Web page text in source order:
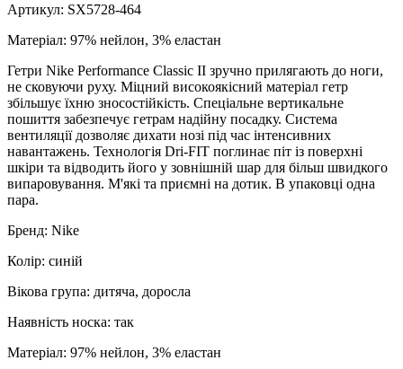
Артикул: SX5728-464
Матеріал: 97% нейлон, 3% еластан
Гетри Nike Performance Classic II зручно прилягають до ноги,
не сковуючи руху. Міцний високоякісний матеріал гетр
збільшує їхню зносостійкість. Спеціальне вертикальне
пошиття забезпечує гетрам надійну посадку. Система
вентиляції дозволяє дихати нозі під час інтенсивних
навантажень. Технологія Dri-FIT поглинає піт із поверхні
шкіри та відводить його у зовнішній шар для більш швидкого
випаровування. М'які та приємні на дотик. В упаковці одна
пара.
Бренд: Nike
Колір: синій
Вікова група: дитяча, доросла
Наявність носка: так
Матеріал: 97% нейлон, 3% еластан